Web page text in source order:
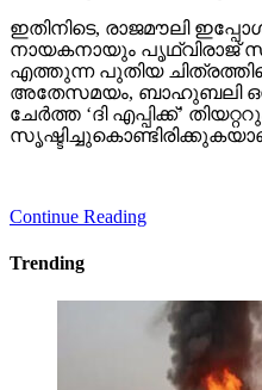
ഇതിനിടെ, രാജമൗലി
നായകനായും പൃഥ്വിരാജ്
എത്തുന്ന പുതിയ
അതേസമയം, ബാഹുബലി
ചേര്‍ത്ത ‘ദി എപ്പിക്ക്’
Continue Reading
Trending